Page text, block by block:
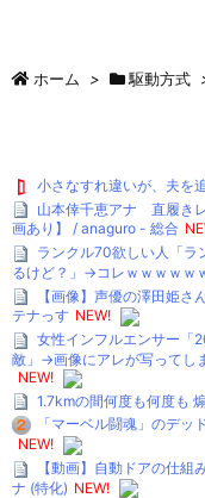
ホーム > 駆動方式
小さなすれ違いが、夫を
山本倖千恵アナ 直履き
画あり】 / anaguro - 総合
ランクル70欲しい人「
るけど？」→コレｗｗｗｗｗ
【画像】声優の澤田姫
テナっす NEW!
女性インフルエンサー「
敵」→画像にアレが写ってし
NEW!
1.7kmの間何度も何度も
「マーベル闘魂」のデ
NEW!
【動画】自動ドアの仕
ナ (特化) NEW!